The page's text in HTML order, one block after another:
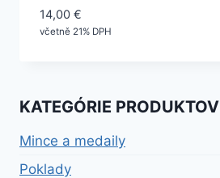
14,00 €
včetně 21% DPH
KATEGÓRIE PRODUKTOV
Mince a medaily
Poklady